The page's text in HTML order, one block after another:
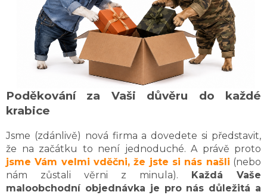
Poděkování za Vaši důvěru do každé
krabice
Jsme (zdánlivě) nová firma a dovedete si představit,
že na začátku to není jednoduché. A právě proto
jsme Vám velmi vděčni, že jste si nás našli (nebo
nám zůstali věrni z minula).
Každá Vaše
maloobchodní objednávka je pro nás důležitá a